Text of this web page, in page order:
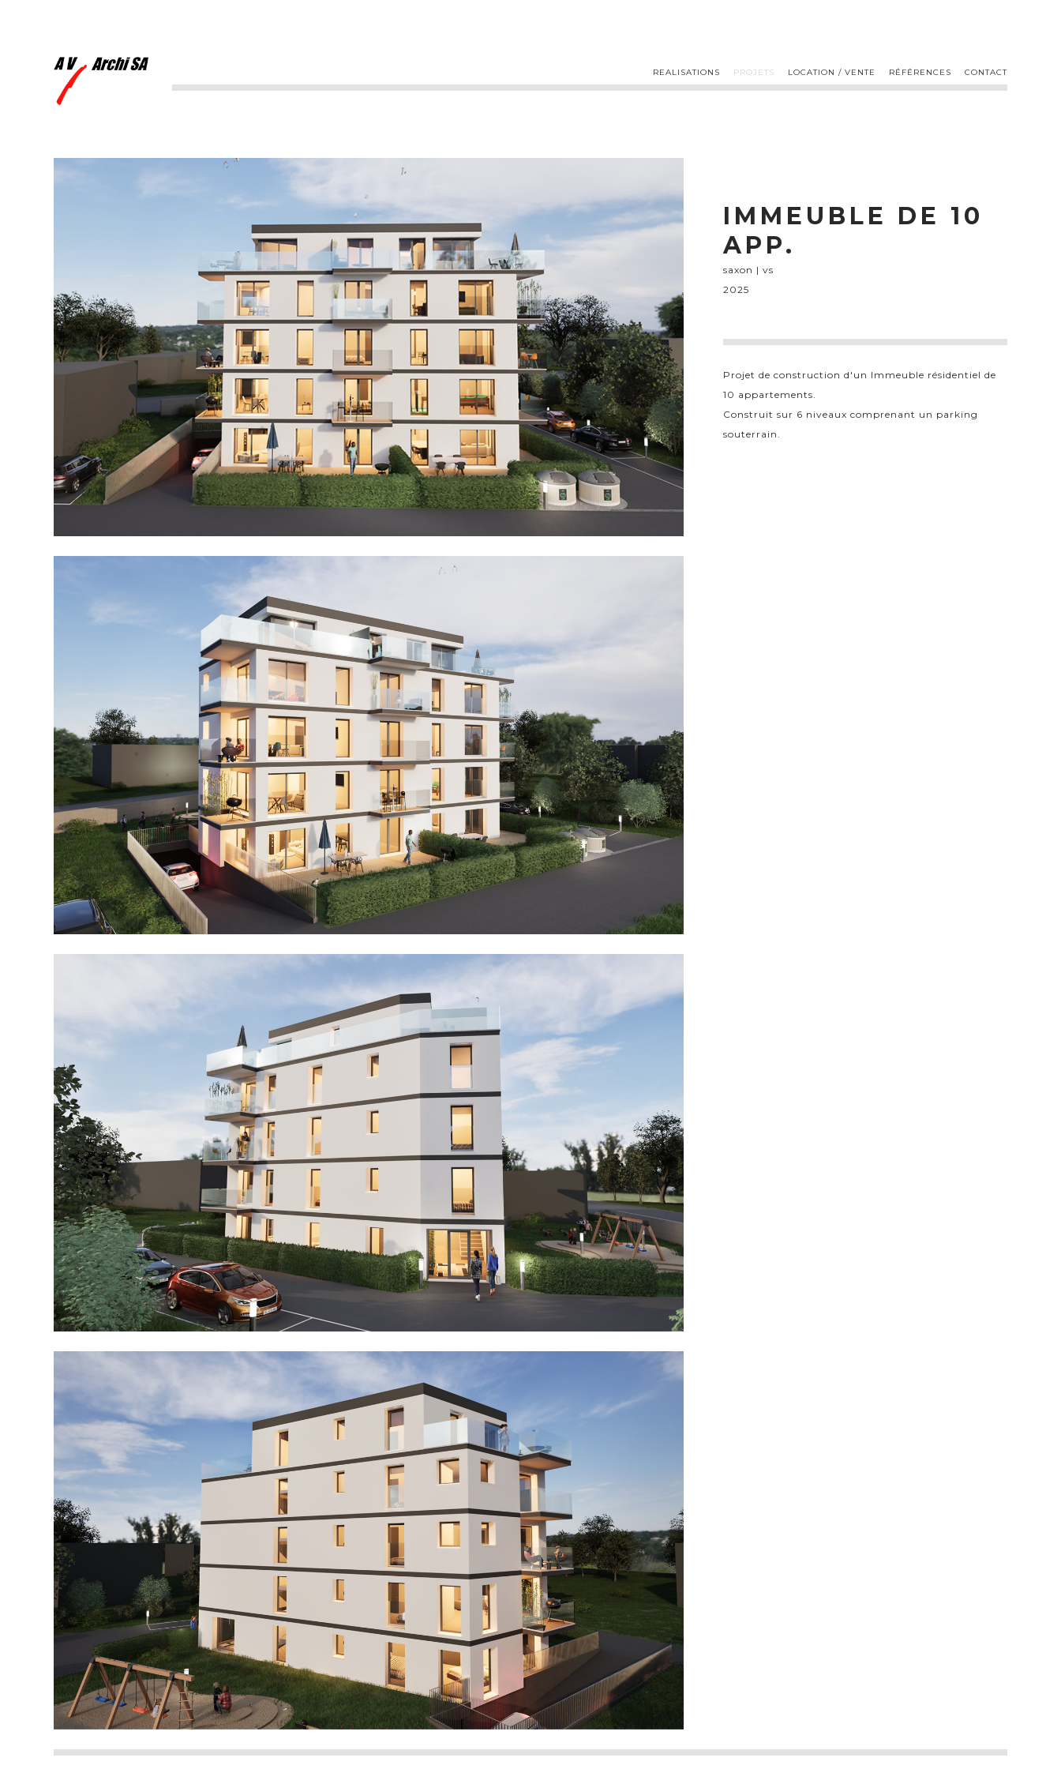
CONTACT
RÉFÉRENCES
LOCATION / VENTE
PROJETS
REALISATIONS
IMMEUBLE DE 10
APP.
saxon | vs
2025
Projet de construction d'un Immeuble résidentiel de
10 appartements.
Construit sur 6 niveaux comprenant un parking
souterrain.